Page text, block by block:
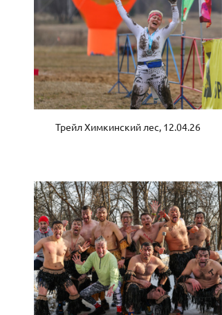
Трейл Химкинский лес, 12.04.26